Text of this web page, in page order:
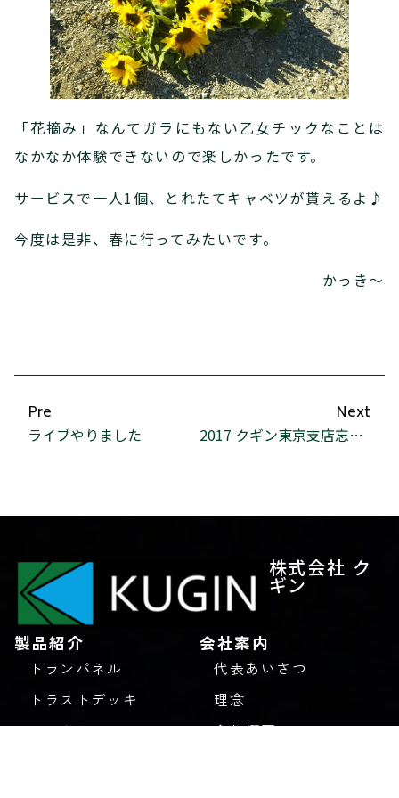
「花摘み」なんてガラにもない乙女チックなことは
なかなか体験できないので楽しかったです。
サービスで一人1個、とれたてキャベツが貰えるよ♪
今度は是非、春に行ってみたいです。
かっき～
Pre
ライブやりました
Next
2017 クギン東京支店忘年会
株式会社 ク
ギン
製品紹介
トランパネル
トラストデッキ
エコウェルメッシュ
会社案内
代表あいさつ
理念
会社概要